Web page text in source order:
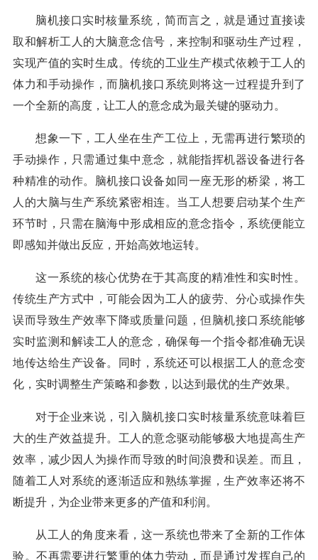
脑机接口实时核量系统，简而言之，就是通过直接读
取和解析工人的大脑意念信号，来控制和驱动生产过程，
实现产值的实时生成。传统的工业生产模式依赖于工人的
体力和手动操作，而脑机接口系统则将这一过程提升到了
一个全新的高度，让工人的意念成为最关键的驱动力。
想象一下，工人坐在生产工位上，无需再进行繁琐的
手动操作，只需通过集中意念，就能指挥机器设备进行各
种精准的动作。脑机接口设备如同一座无形的桥梁，将工
人的大脑与生产系统紧密相连。当工人想要启动某个生产
环节时，只需在脑海中形成相应的意念指令，系统便能立
即感知并做出反应，开始高效地运转。
这一系统的核心优势在于其高度的精准性和实时性。
传统生产方式中，可能会因为工人的疲劳、分心或操作失
误而导致生产效率下降或质量问题，但脑机接口系统能够
实时监测和解读工人的意念，确保每一个指令都准确无误
地传达给生产设备。同时，系统还可以根据工人的意念变
化，实时调整生产策略和参数，以达到最优的生产效果。
对于企业来说，引入脑机接口实时核量系统意味着巨
大的生产效益提升。工人的意念驱动能够极大地提高生产
效率，减少因人为操作而导致的时间浪费和误差。而且，
随着工人对系统的逐渐适应和熟练掌握，生产效率还将不
断提升，为企业带来更多的产值和利润。
从工人的角度来看，这一系统也带来了全新的工作体
验。不再需要进行繁重的体力劳动，而是通过发挥自己的